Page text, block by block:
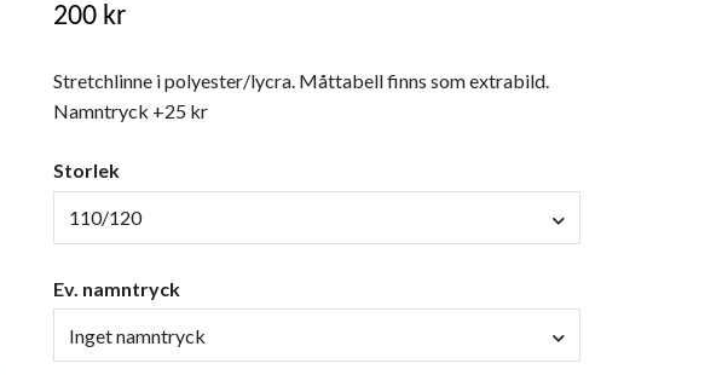
200 kr
Stretchlinne i polyester/lycra. Måttabell finns som extrabild.
Namntryck +25 kr
Storlek
110/120
Ev. namntryck
Inget namntryck